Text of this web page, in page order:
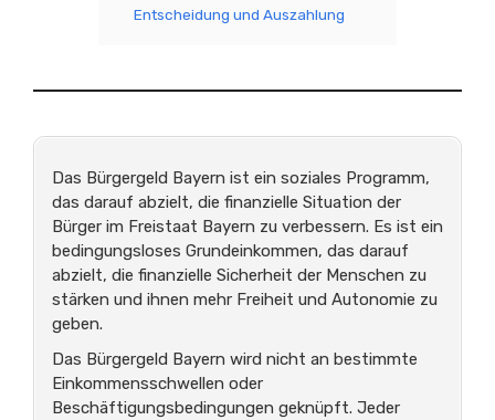
Entscheidung und Auszahlung
Das Bürgergeld Bayern ist ein soziales Programm,
das darauf abzielt, die finanzielle Situation der
Bürger im Freistaat Bayern zu verbessern. Es ist ein
bedingungsloses Grundeinkommen, das darauf
abzielt, die finanzielle Sicherheit der Menschen zu
stärken und ihnen mehr Freiheit und Autonomie zu
geben.
Das Bürgergeld Bayern wird nicht an bestimmte
Einkommensschwellen oder
Beschäftigungsbedingungen geknüpft. Jeder